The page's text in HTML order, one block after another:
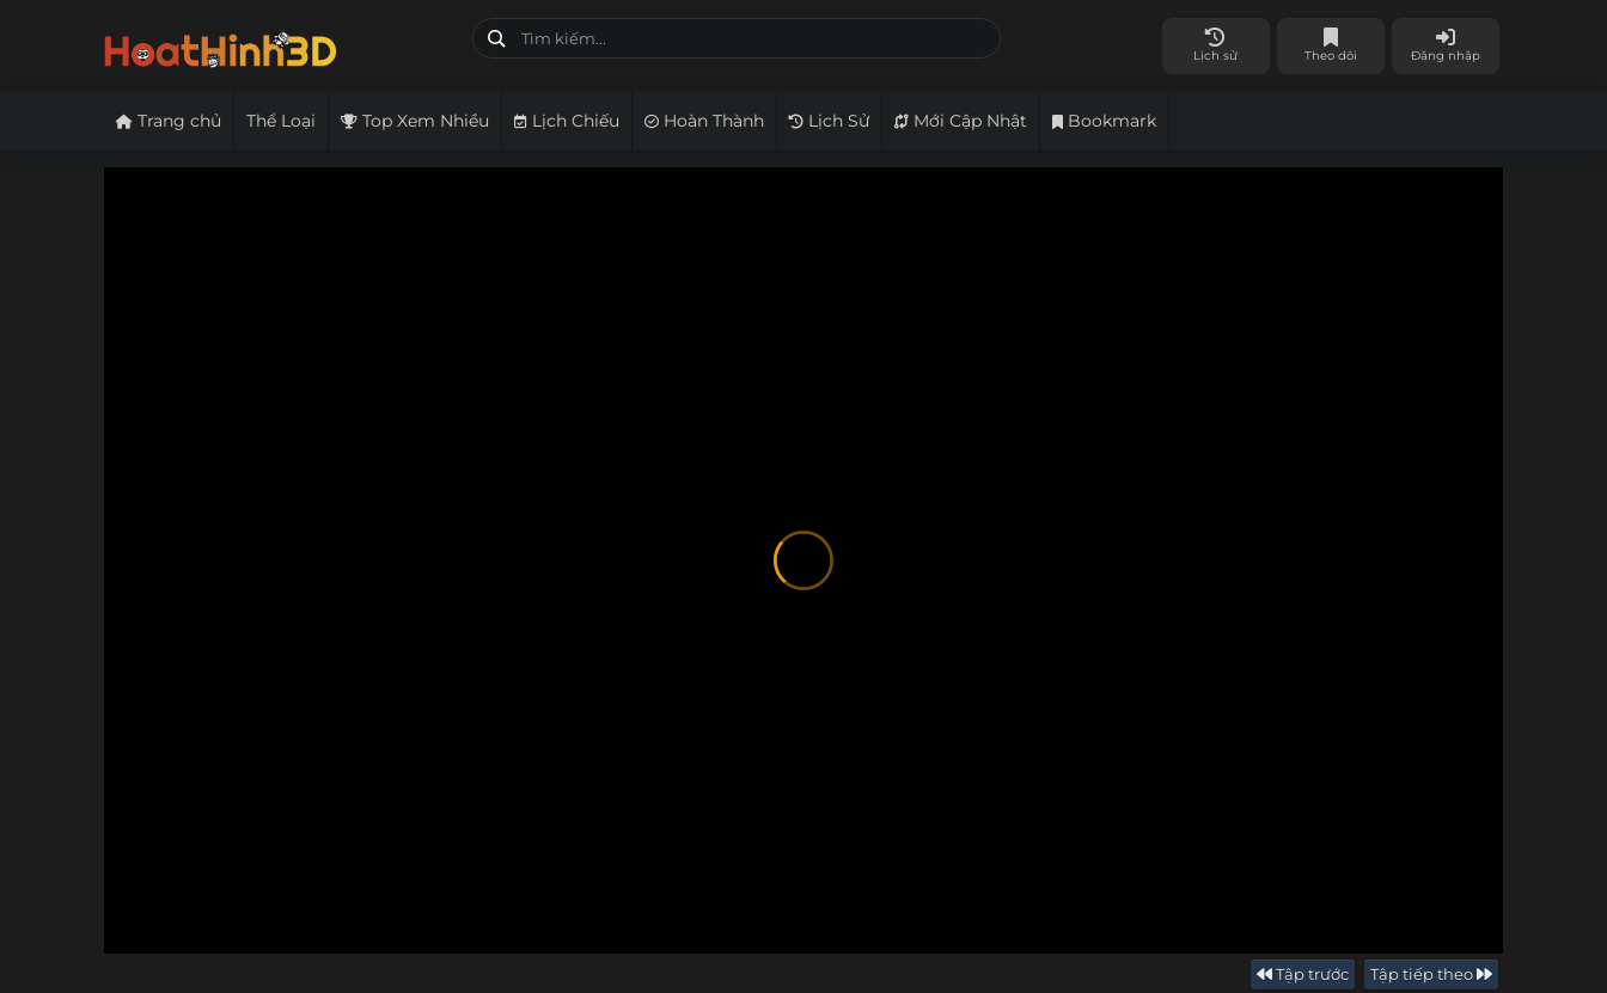
Lịch sử Theo dõi Đăng nhập
Trang chủ Thể Loại Top Xem Nhiều Lịch Chiếu Hoàn Thành Lịch Sử Mới Cập Nhật Bookmark
Tập trước Tập tiếp theo